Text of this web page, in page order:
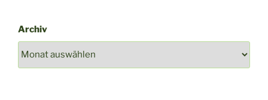
Archiv